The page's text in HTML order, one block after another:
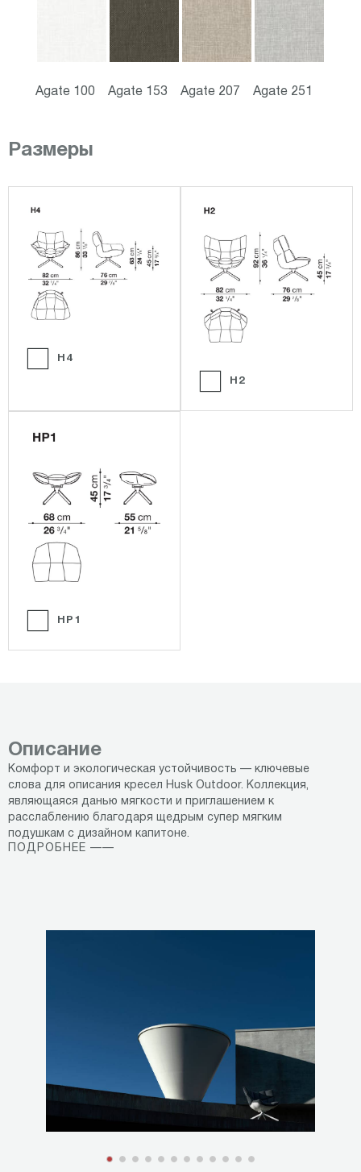
Agate 100 Agate 153 Agate 207 Agate 251
Размеры
H4
H2
HP1
Описание
Комфорт и экологическая устойчивость — ключевые
слова для описания кресел Husk Outdoor. Коллекция,
являющаяся данью мягкости и приглашением к
расслаблению благодаря щедрым супер мягким
подушкам с дизайном капитоне.
ПОДРОБНЕЕ ——